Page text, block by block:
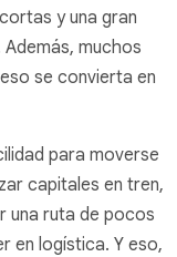
y una gran
muchos
se convierta en
para moverse
capitales en tren,
una ruta de pocos
en logística. Y eso,